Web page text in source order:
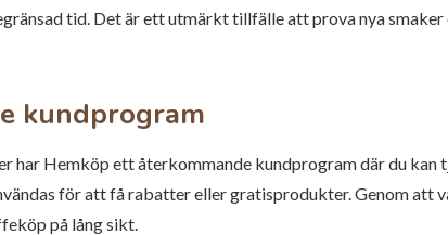
tid. Det är ett utmärkt tillfälle att prova nya
kundprogram
har Hemköp ett återkommande kundprogram där du
för att få rabatter eller gratisprodukter. Genom att
på lång sikt.